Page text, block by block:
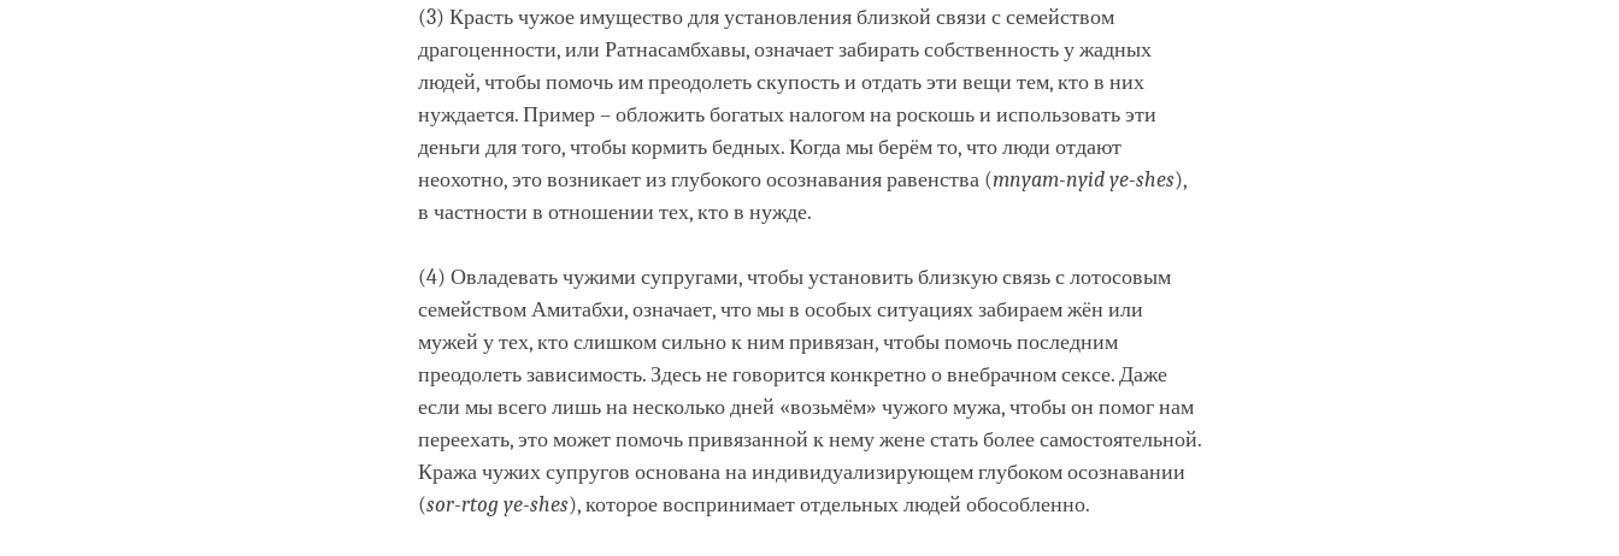
(3) Красть чужое имущество для установления близкой связи с семейством
драгоценности, или Ратнасамбхавы, означает забирать собственность у жадных
людей, чтобы помочь им преодолеть скупость и отдать эти вещи тем, кто в них
нуждается. Пример – обложить богатых налогом на роскошь и использовать эти
деньги для того, чтобы кормить бедных. Когда мы берём то, что люди отдают
неохотно, это возникает из глубокого осознавания равенства (mnyam-nyidye-shes),
в частности в отношении тех, кто в нужде.
(4) Овладевать чужими супругами, чтобы установить близкую связь с лотосовым
семейством Амитабхи, означает, что мы в особых ситуациях забираем жён или
мужей у тех, кто слишком сильно к ним привязан, чтобы помочь последним
преодолеть зависимость. Здесь не говорится конкретно о внебрачном сексе. Даже
если мы всего лишь на несколько дней «возьмём» чужого мужа, чтобы он помог нам
переехать, это может помочь привязанной к нему жене стать более самостоятельной.
Кража чужих супругов основана на индивидуализирующем глубоком осознавании
(sor-rtogye-shes), которое воспринимает отдельных людей обособленно.